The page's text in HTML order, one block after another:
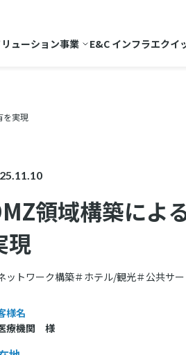
ューション事業 E&C インフラエクイ
を実現
領域構築によ
現
ットワーク構築＃ホテル/観光＃公共サ
様名
療機関 様